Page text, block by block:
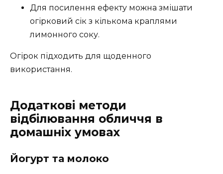
Для посилення ефекту можна змішати
огірковий сік з кількома краплями
лимонного соку.
Огірок підходить для щоденного
використання.
Додаткові методи
відбілювання обличчя в
домашніх умовах
Йогурт та молоко